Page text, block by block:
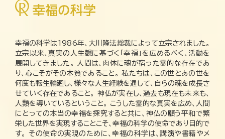
幸福の科学は1986年、大川隆法総裁によって立宗されました。
立宗以来、真実の人生観に基づく「幸福」を広めるべく、活動を
展開してきました。 人間は、肉体に魂が宿った霊的な存在であ
り、心こそがその本質であること。 私たちは、この世とあの世を
何度も転生輪廻し、様々な人生経験を通して、自らの魂を成長さ
せていく存在であること。 神仏が実在し、過去も現在も未来も、
人類を導いているということ。 こうした霊的な真実を広め、人間
にとっての本当の幸福を探究すると共に、神仏の願う平和で繁
栄した世界を実現することこそ、幸福の科学の使命であり目的で
す。 その使命の実現のために、幸福の科学は、講演や書籍やメ